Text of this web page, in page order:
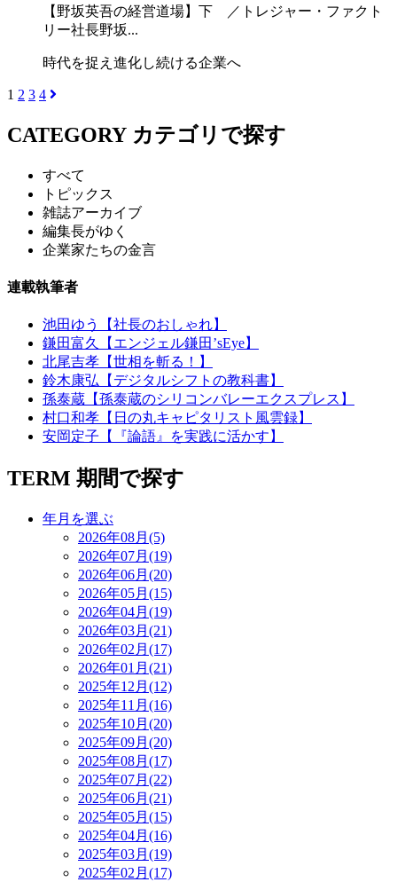
【野坂英吾の経営道場】下 ／トレジャー・ファクト
リー社長野坂...
時代を捉え進化し続ける企業へ
1 2 3 4
CATEGORY カテゴリで探す
すべて
トピックス
雑誌アーカイブ
編集長がゆく
企業家たちの金言
連載執筆者
池田ゆう【社長のおしゃれ】
鎌田富久【エンジェル鎌田’sEye】
北尾吉孝【世相を斬る！】
鈴木康弘【デジタルシフトの教科書】
孫泰蔵【孫泰蔵のシリコンバレーエクスプレス】
村口和孝【日の丸キャピタリスト風雲録】
安岡定子【『論語』を実践に活かす】
TERM 期間で探す
年月を選ぶ
2026年08月(5)
2026年07月(19)
2026年06月(20)
2026年05月(15)
2026年04月(19)
2026年03月(21)
2026年02月(17)
2026年01月(21)
2025年12月(12)
2025年11月(16)
2025年10月(20)
2025年09月(20)
2025年08月(17)
2025年07月(22)
2025年06月(21)
2025年05月(15)
2025年04月(16)
2025年03月(19)
2025年02月(17)